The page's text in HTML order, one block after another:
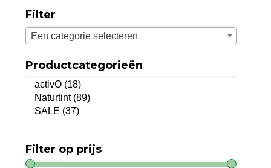
Filter
Een categorie selecteren
Productcategorieën
activO (18)
Naturtint (89)
SALE (37)
Filter op prijs